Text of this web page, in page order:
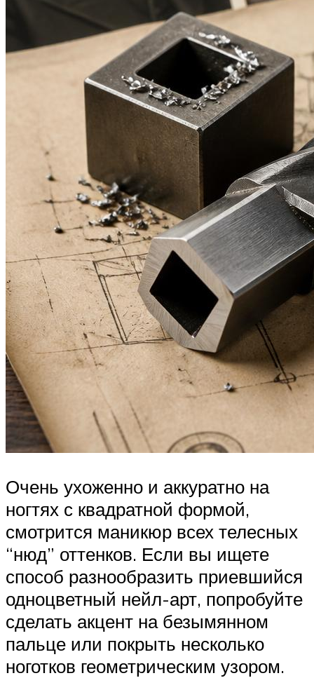
Очень ухоженно и аккуратно на
ногтях с квадратной формой,
смотрится маникюр всех телесных
“нюд” оттенков. Если вы ищете
способ разнообразить приевшийся
одноцветный нейл-арт, попробуйте
сделать акцент на безымянном
пальце или покрыть несколько
ноготков геометрическим узором.